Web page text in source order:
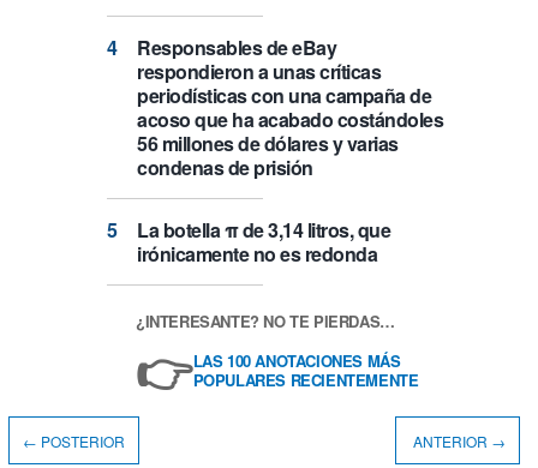
Responsables de eBay
respondieron a unas críticas
periodísticas con una campaña de
acoso que ha acabado costándoles
56 millones de dólares y varias
condenas de prisión
La botella π de 3,14 litros, que
irónicamente no es redonda
¿INTERESANTE? NO TE PIERDAS…
👉LAS 100 ANOTACIONES MÁS
POPULARES RECIENTEMENTE
← POSTERIOR ANTERIOR →